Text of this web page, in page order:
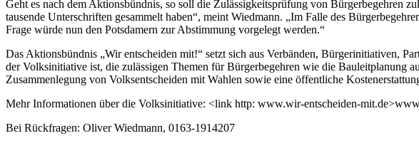
Geht es nach dem Aktionsbündnis, so soll die Zulässigkeitsprüfung von Bürgerbegehren
tausende Unterschriften gesammelt haben“, meint Wiedmann. „Im Falle des
Frage würde nun den Potsdamern zur Abstimmung vorgelegt werden.“
Das Aktionsbündnis „Wir entscheiden mit!“ setzt sich aus Verbänden, Bürgerinitiativen,
der Volksinitiative ist, die zulässigen Themen für Bürgerbegehren wie die Bauleitplanung
Zusammenlegung von Volksentscheiden mit Wahlen sowie eine öffentliche
Mehr Informationen über die Volksinitiative: <link http: www.wir-entscheiden-
Bei Rückfragen: Oliver Wiedmann, 0163-1914207